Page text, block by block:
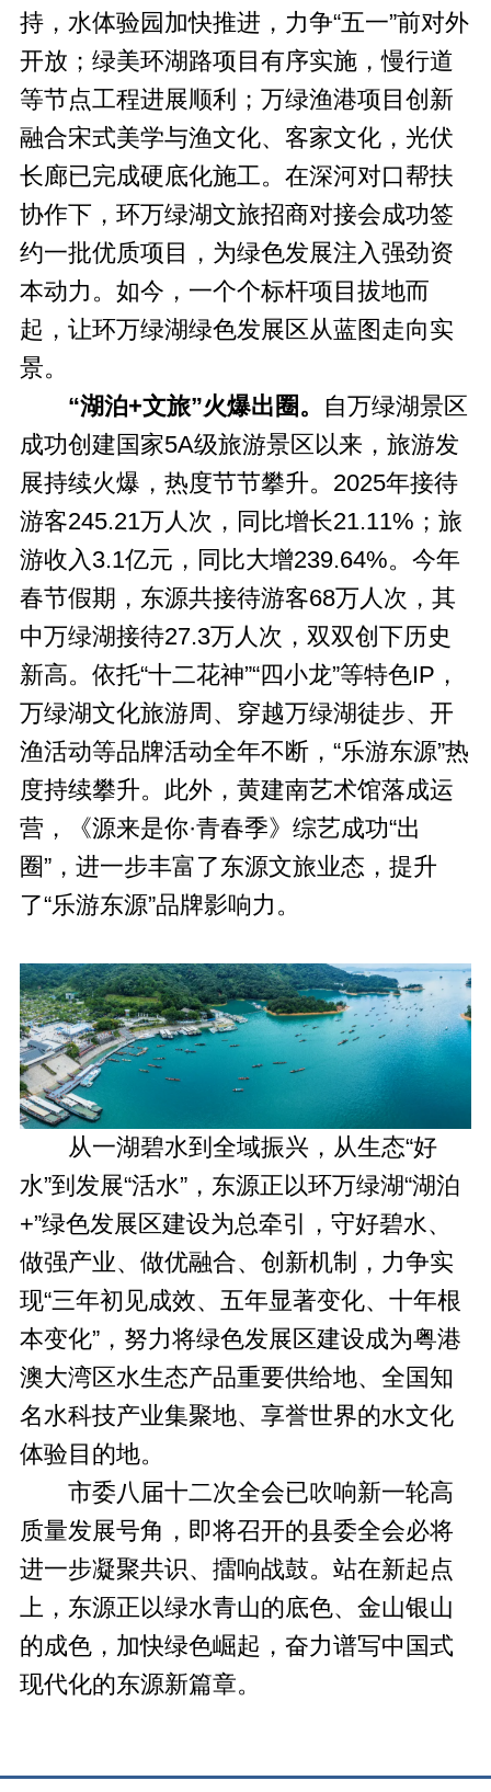
持，水体验园加快推进，力争“五一”前对外
开放；绿美环湖路项目有序实施，慢行道
等节点工程进展顺利；万绿渔港项目创新
融合宋式美学与渔文化、客家文化，光伏
长廊已完成硬底化施工。在深河对口帮扶
协作下，环万绿湖文旅招商对接会成功签
约一批优质项目，为绿色发展注入强劲资
本动力。如今，一个个标杆项目拔地而
起，让环万绿湖绿色发展区从蓝图走向实
景。
“湖泊+文旅”火爆出圈。
自万绿湖景区
成功创建国家5A级旅游景区以来，旅游发
展持续火爆，热度节节攀升。2025年接待
游客245.21万人次，同比增长21.11%；旅
游收入3.1亿元，同比大增239.64%。今年
春节假期，东源共接待游客68万人次，其
中万绿湖接待27.3万人次，双双创下历史
新高。依托“十二花神”“四小龙”等特色IP，
万绿湖文化旅游周、穿越万绿湖徒步、开
渔活动等品牌活动全年不断，“乐游东源”热
度持续攀升。此外，黄建南艺术馆落成运
营，《源来是你·青春季》综艺成功“出
圈”，进一步丰富了东源文旅业态，提升
了“乐游东源”品牌影响力。
从一湖碧水到全域振兴，从生态“好
水”到发展“活水”，东源正以环万绿湖“湖泊
+”绿色发展区建设为总牵引，守好碧水、
做强产业、做优融合、创新机制，力争实
现“三年初见成效、五年显著变化、十年根
本变化”，努力将绿色发展区建设成为粤港
澳大湾区水生态产品重要供给地、全国知
名水科技产业集聚地、享誉世界的水文化
体验目的地。
市委八届十二次全会已吹响新一轮高
质量发展号角，即将召开的县委全会必将
进一步凝聚共识、擂响战鼓。站在新起点
上，东源正以绿水青山的底色、金山银山
的成色，加快绿色崛起，奋力谱写中国式
现代化的东源新篇章。